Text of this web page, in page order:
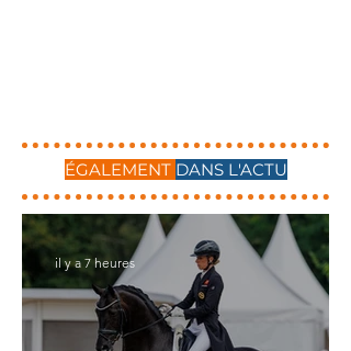
ÉGALEMENT DANS L'ACTU
il y a 7 heures